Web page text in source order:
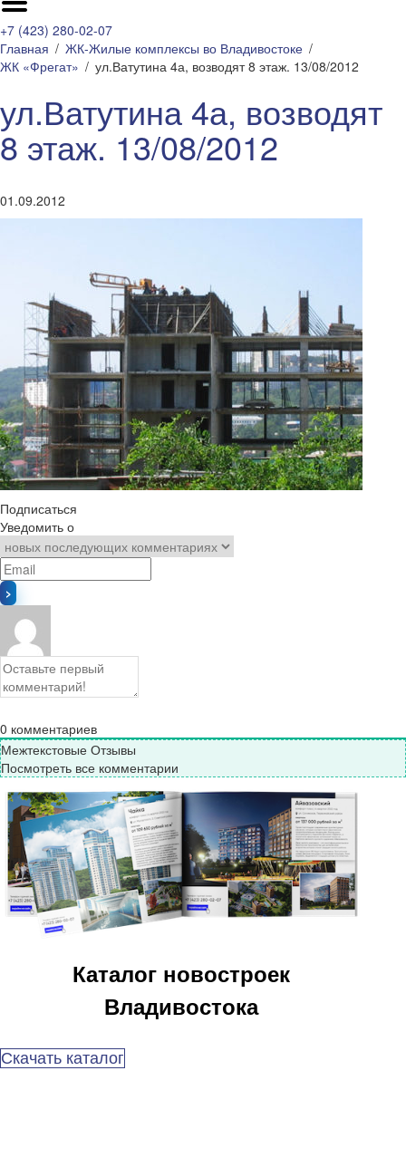
+7 (423) 280-02-07
Главная
ЖК-Жилые комплексы во Владивостоке
ЖК «Фрегат»
ул.Ватутина 4а, возводят 8 этаж. 13/08/2012
ул.Ватутина 4а, возводят
8 этаж. 13/08/2012
01.09.2012
Подписаться
Уведомить о
0 комментариев
Межтекстовые Отзывы
Посмотреть все комментарии
Каталог новостроек
Владивостока
Скачать каталог